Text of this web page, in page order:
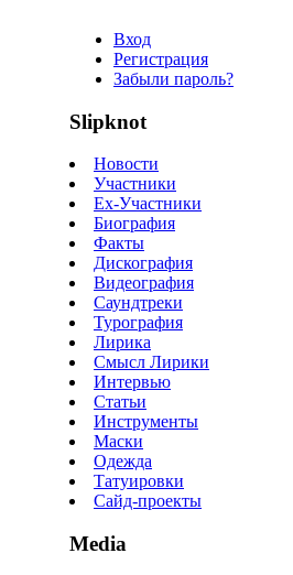
Вход
Регистрация
Забыли пароль?
Slipknot
Новости
Участники
Ex-Участники
Биография
Факты
Дискография
Видеография
Саундтреки
Турография
Лирика
Смысл Лирики
Интервью
Статьи
Инструменты
Маски
Одежда
Татуировки
Сайд-проекты
Media